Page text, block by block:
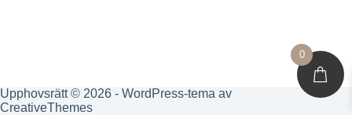
Upphovsrätt © 2026 - WordPress-tema av
CreativeThemes
0